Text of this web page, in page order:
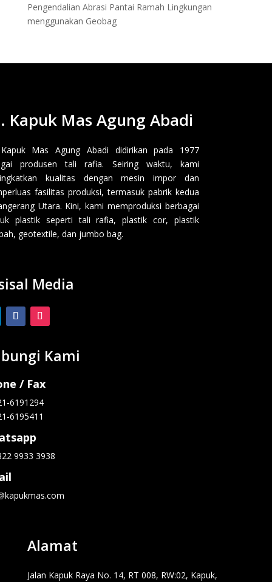
Pengendalian Abrasi Pantai Ramah Lingkungan
menggunakan Geobag
Kapuk Mas Agung Abadi
Mas Agung Abadi didirikan pada 1977
produsen tali rafia. Seiring waktu, kami
kualitas dengan mesin impor dan
fasilitas produksi, termasuk pabrik kedua
Utara. Kini, kami memproduksi berbagai
plastik seperti tali rafia, plastik cor, plastik
geotextile, dan jumbo bag.
Media
Kami
/ Fax
6191294
6195411
9933 3938
Alamat
Jalan Kapuk Raya No. 14, RT 008, RW:02, Kapuk,